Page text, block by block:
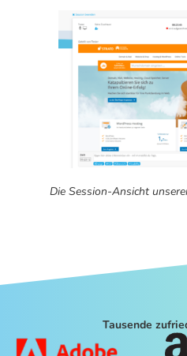
Die Session-Ansicht
Tausende